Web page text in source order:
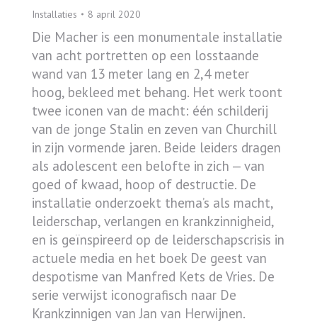
Installaties 8 april 2020
Die Macher is een monumentale installatie
van acht portretten op een losstaande
wand van 13 meter lang en 2,4 meter
hoog, bekleed met behang. Het werk toont
twee iconen van de macht: één schilderij
van de jonge Stalin en zeven van Churchill
in zijn vormende jaren. Beide leiders dragen
als adolescent een belofte in zich — van
goed of kwaad, hoop of destructie. De
installatie onderzoekt thema’s als macht,
leiderschap, verlangen en krankzinnigheid,
en is geïnspireerd op de leiderschapscrisis in
actuele media en het boek De geest van
despotisme van Manfred Kets de Vries. De
serie verwijst iconografisch naar De
Krankzinnigen van Jan van Herwijnen.